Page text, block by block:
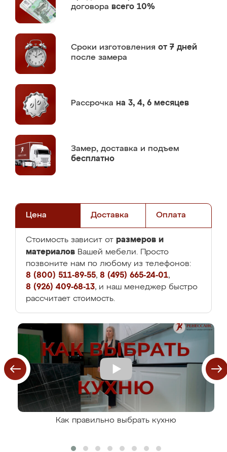
договора всего 10%
Сроки изготовления от 7 дней
после замера
Рассрочка на 3, 4, 6 месяцев
Замер, доставка и подъем
бесплатно
Цена Доставка Оплата
Стоимость зависит от размеров и
материалов Вашей мебели. Просто
позвоните нам по любому из телефонов:
8 (800) 511-89-55, 8 (495) 665-24-01,
8 (926) 409-68-13, и наш менеджер быстро
рассчитает стоимость.
Как правильно выбрать кухню